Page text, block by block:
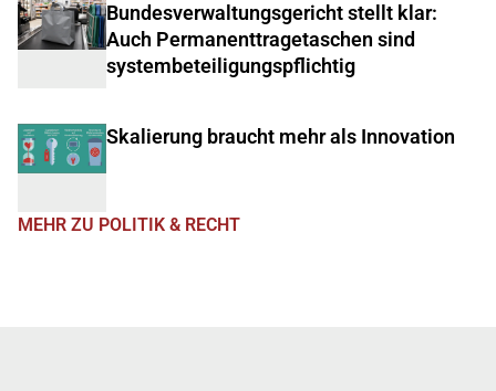
Bundesverwaltungsgericht stellt klar:
Auch Permanenttragetaschen sind
systembeteiligungspflichtig
Skalierung braucht mehr als Innovation
MEHR ZU POLITIK & RECHT